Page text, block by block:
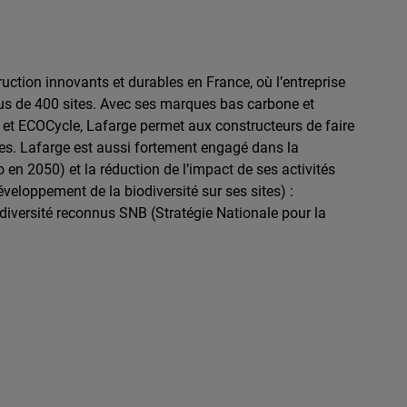
innovants et durables en France, où l’entreprise
de 400 sites. Avec ses marques bas carbone et
ECOCycle, Lafarge permet aux constructeurs de faire
Lafarge est aussi fortement engagé dans la
2050) et la réduction de l’impact de ses activités
de la biodiversité sur ses sites) :
reconnus SNB (Stratégie Nationale pour la